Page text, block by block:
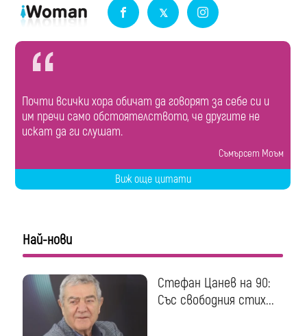
Почти всички хора обичат да говорят за себе си и
им пречи само обстоятелството, че другите не
искат да ги слушат.
Съмърсет Моъм
Виж още цитати
Най-нови
Стефан Цанев на 90:
Със свободния стих...